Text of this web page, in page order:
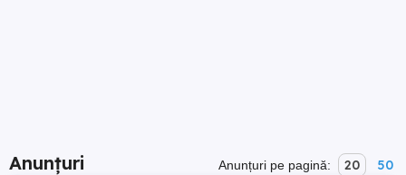
Anunțuri Anunțuri pe pagină: 20 50